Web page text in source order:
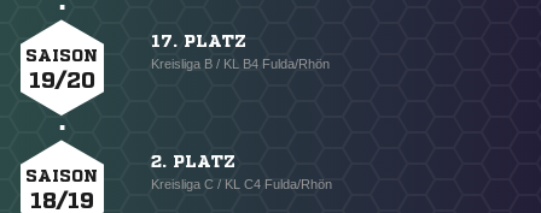
SAISON
19/20
17. PLATZ
Kreisliga B / KL B4 Fulda/Rhön
SAISON
18/19
2. PLATZ
Kreisliga C / KL C4 Fulda/Rhön